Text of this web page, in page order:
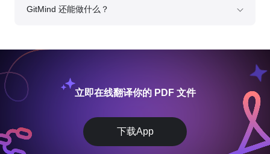
不会用于模型训练或外部存储。
GitMind 还能做什么？
立即在线翻译你的 PDF 文件
下载App